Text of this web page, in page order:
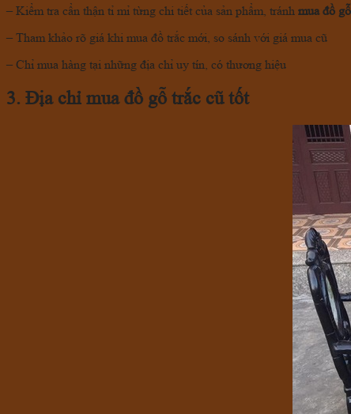
– Kiểm tra cẩn thận tỉ mỉ từng chi tiết của sản phẩm, tránh mua đồ
– Tham khảo rõ giá khi mua đồ trắc mới, so sánh với giá mua cũ
– Chỉ mua hàng tại những địa chỉ uy tín, có thương hiệu
3. Địa chỉ mua đồ gỗ trắc cũ tốt